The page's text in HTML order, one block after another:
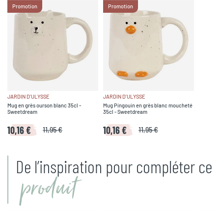
Promotion
JARDIN D'ULYSSE
Mug en grès ourson blanc 35cl -
Sweetdream
10,16 € 11,95 €
Promotion
JARDIN D'ULYSSE
Mug Pingouin en grès blanc moucheté
35cl - Sweetdream
10,16 € 11,95 €
De l’inspiration pour compléter ce
produit